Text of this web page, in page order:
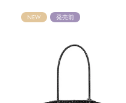
NEW 発売前